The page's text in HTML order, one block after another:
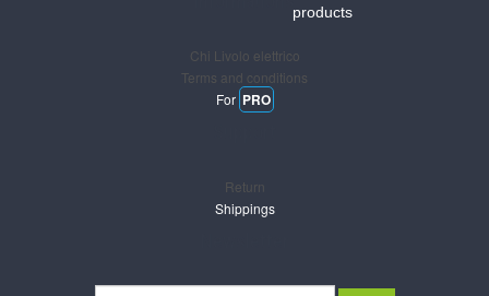
products
Chi Livolo elettrico
Terms and conditions
For PRO
Return
Shippings